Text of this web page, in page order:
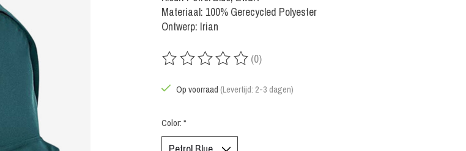
Materiaal: 100% Gerecycled Polyester
Ontwerp: Irian
De beoordeling van dit product is
(0)
Op voorraad (Levertijd: 2-3 dagen)
Color: *